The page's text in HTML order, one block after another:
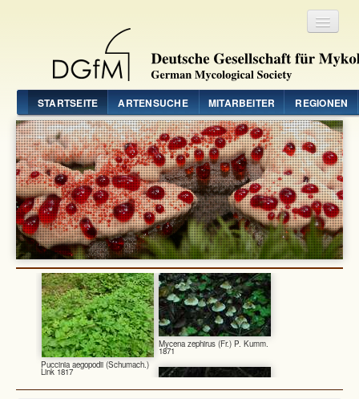
STARTSEITE ARTENSUCHE MITARBEITER REGIONEN
Puccinia aegopodii (Schumach.)
Link 1817
Mycena zephirus (Fr.) P. Kumm.
1871